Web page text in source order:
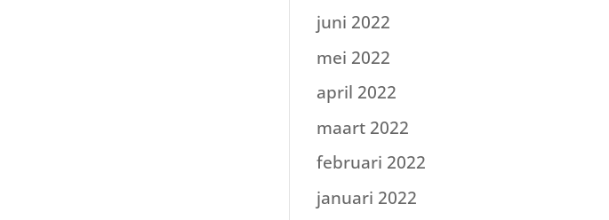
juni 2022
mei 2022
april 2022
maart 2022
februari 2022
januari 2022